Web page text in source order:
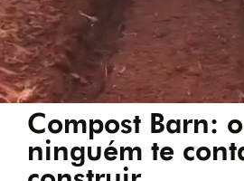
Compost Barn:
ninguém te